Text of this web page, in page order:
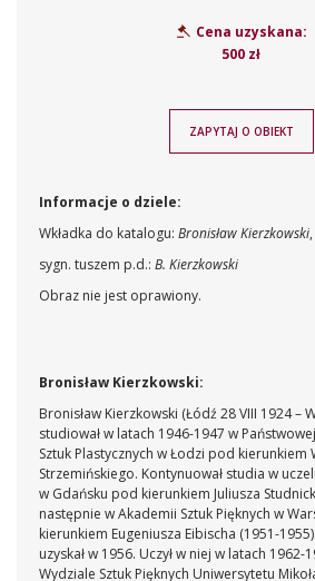
Cena uzyskana:
500 zł
ZAPYTAJ O OBIEKT
Informacje o dziele:
Wkładka do katalogu: Bronisław Kierzkowski
sygn. tuszem p.d.: B. Kierzkowski
Obraz nie jest oprawiony.
Bronisław Kierzkowski:
Bronisław Kierzkowski (Łódź 28 VIII 1924 –
studiował w latach 1946-1947 w
Sztuk Plastycznych w Łodzi pod kierunkiem
Strzemińskiego. Kontynuował studia w
w Gdańsku pod kierunkiem Juliusza
następnie w Akademii Sztuk Pięknych w
kierunkiem Eugeniusza Eibischa (1951-
uzyskał w 1956. Uczył w niej w latach 1962-
Wydziale Sztuk Pięknych Uniwersytetu